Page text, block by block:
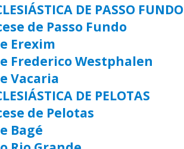
DE PASSO FUNDO
de Passo Fundo
Erexim
Frederico Westphalen
Vacaria
DE PELOTAS
de Pelotas
Bagé